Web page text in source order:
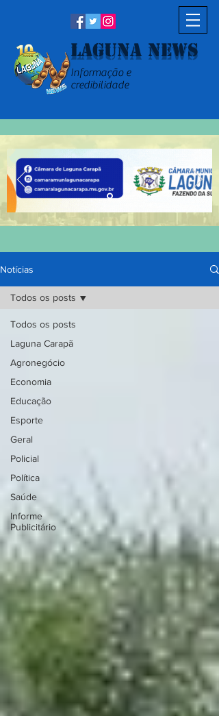
Laguna News
Informação e
credibilidade
Notícias
Todos os posts
Laguna Carapã
Agronegócio
Economia
Educação
Esporte
Geral
Policial
Política
Saúde
Informe
Publicitário
Todos os posts